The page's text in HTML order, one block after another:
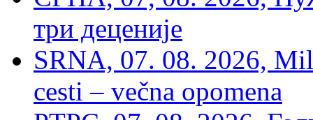
три деценије
SRNA, 07. 08. 2026,
cesti – večna opomena